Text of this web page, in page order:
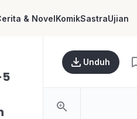
& NovelKomikSastraUjian
Unduh